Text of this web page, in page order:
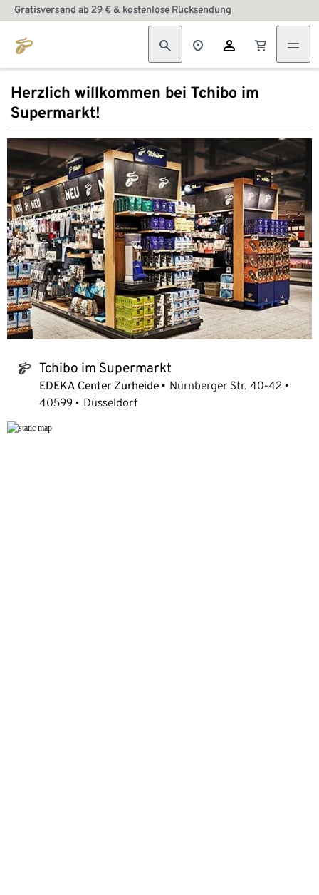
Gratisversand ab 29 € & kostenlose Rücksendung
Herzlich willkommen bei Tchibo im
Supermarkt!
tchibo_logo Tchibo im Supermarkt
EDEKA Center Zurheide
Nürnberger Str. 40-42
40599
Düsseldorf